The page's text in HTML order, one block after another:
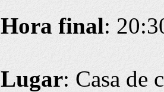
Hora final:
Lugar: Casa de